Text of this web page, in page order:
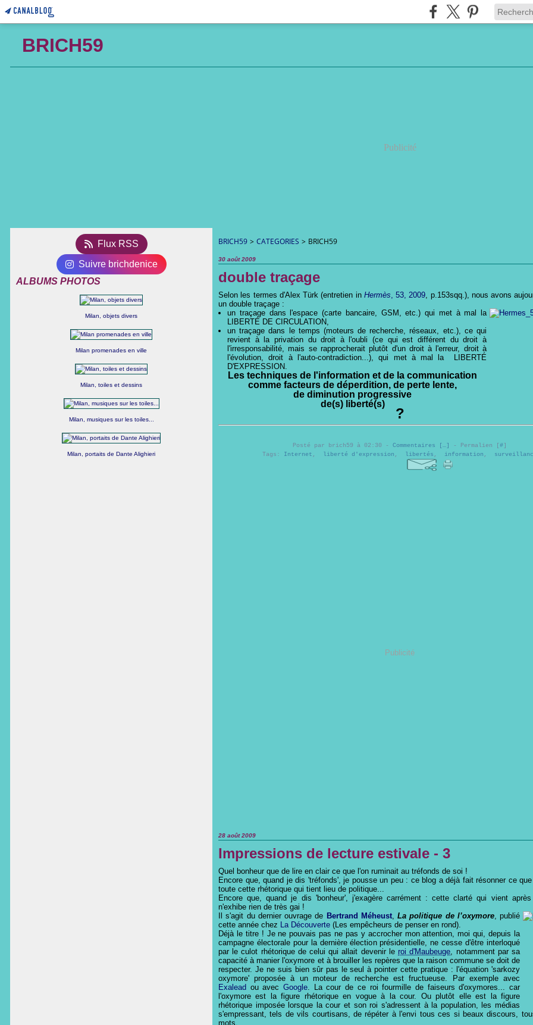
BRICH59
Publicité
Flux RSS
Suivre brichdenice
ALBUMS PHOTOS
Milan, objets divers
Milan promenades en ville
Milan, toiles et dessins
Milan, musiques sur les toiles...
Milan, portaits de Dante Alighieri
BRICH59 > CATEGORIES > BRICH59
30 août 2009
double traçage
Selon les termes d'Alex Türk (entretien in Hermès, 53, 2009, p.153sqq.), nous avons
un double traçage :
un traçage dans l'espace (carte bancaire, GSM, etc.) qui met à mal la
LIBERTÉ DE CIRCULATION,
un traçage dans le temps (moteurs de recherche, réseaux, etc.), ce qui
revient à la privation du droit à l'oubli (ce qui est différent du droit à
l'irresponsabilité, mais se rapprocherait plutôt d'un droit à l'erreur, droit à
l'évolution, droit à l'auto-contradiction...), qui met à mal la LIBERTÉ
D'EXPRESSION.
Les techniques de l'information et de la communication
comme facteurs de déperdition, de perte lente,
de diminution progressive
de(s) liberté(s)
?
Posté par brich59 à 02:30 - Commentaires […] - Permalien [#]
Tags: Internet , liberté d'expression , libertés , information ,
Publicité
28 août 2009
Impressions de lecture estivale - 3
Quel bonheur que de lire en clair ce que l'on ruminait au tréfonds de soi !
Encore que, quand je dis 'tréfonds', je pousse un peu : ce blog a déjà fait résonner ce
toute cette rhétorique qui tient lieu de politique...
Encore que, quand je dis 'bonheur', j'exagère carrément : cette clarté qui vient
n'exhibe rien de très gai !
Il s'agit du dernier ouvrage de Bertrand Méheust, La politique de l’oxymore, publié
cette année chez La Découverte (Les empêcheurs de penser en rond).
Déjà le titre ! Je ne pouvais pas ne pas y accrocher mon attention, moi qui, depuis la
campagne électorale pour la dernière élection présidentielle, ne cesse d'être interloqué
par le culot rhétorique de celui qui allait devenir le roi d'Maubeuge, notamment par sa
capacité à manier l'oxymore et à brouiller les repères que la raison commune se doit de
respecter. Je ne suis bien sûr pas le seul à pointer cette pratique : l'équation 'sarkozy
oxymore' proposée à un moteur de recherche est fructueuse. Par exemple avec
Exalead ou avecGoogle. La cour de ce roi fourmille de faiseurs d'oxymores... car
l'oxymore est la figure rhétorique en vogue à la cour. Ou plutôt elle est la figure
rhétorique imposée lorsque la cour et son roi s'adressent à la population, les médias
s'empressant, tels de vils courtisans, de répéter à l'envi tous ces si beaux discours,
mots.